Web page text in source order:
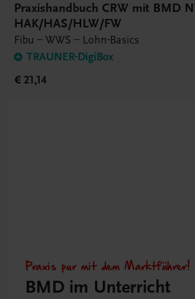
Praxishandbuch CRW mit BMD
HAK/HAS/HLW/FW
Fibu – WWS – Lohn-Basics
TRAUNER-DigiBox
€ 21,14
Praxis pur mit dem Marktführer!
BMD im Unterricht